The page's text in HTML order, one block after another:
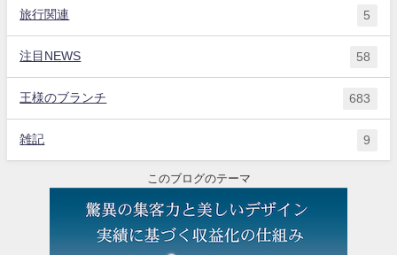
旅行関連 5
注目NEWS 58
王様のブランチ 683
雑記 9
このブログのテーマ